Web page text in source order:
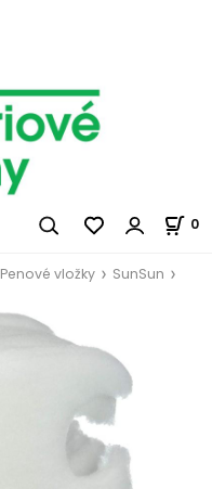
0
Penové vložky SunSun